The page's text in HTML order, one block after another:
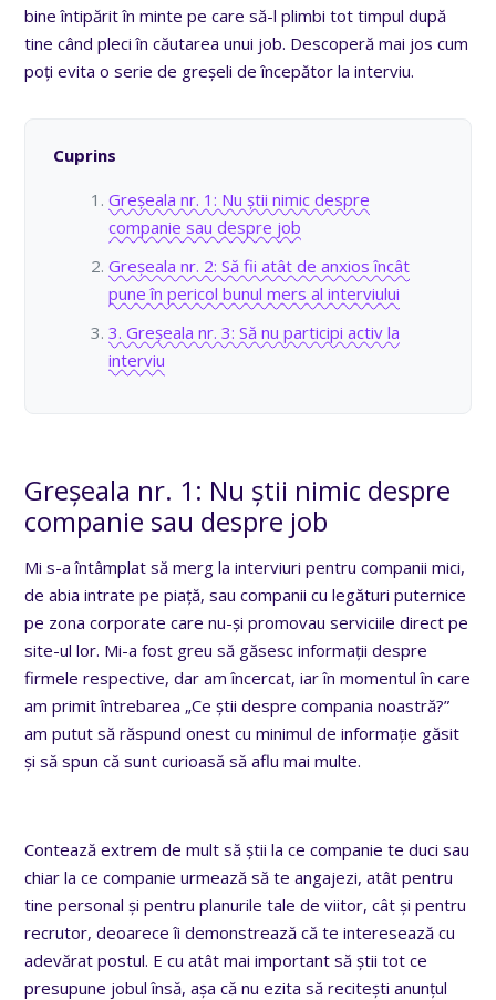
bine întipărit în minte pe care să-l plimbi tot timpul după
tine când pleci în căutarea unui job. Descoperă mai jos cum
poți evita o serie de greșeli de începător la interviu.
Cuprins
Greșeala nr. 1: Nu știi nimic despre
companie sau despre job
Greșeala nr. 2: Să fii atât de anxios încât
pune în pericol bunul mers al interviului
3. Greșeala nr. 3: Să nu participi activ la
interviu
Greșeala nr. 1: Nu știi nimic despre
companie sau despre job
Mi s-a întâmplat să merg la interviuri pentru companii mici,
de abia intrate pe piață, sau companii cu legături puternice
pe zona corporate care nu-și promovau serviciile direct pe
site-ul lor. Mi-a fost greu să găsesc informații despre
firmele respective, dar am încercat, iar în momentul în care
am primit întrebarea „Ce știi despre compania noastră?”
am putut să răspund onest cu minimul de informație găsit
și să spun că sunt curioasă să aflu mai multe.
Contează extrem de mult să știi la ce companie te duci sau
chiar la ce companie urmează să te angajezi, atât pentru
tine personal și pentru planurile tale de viitor, cât și pentru
recrutor, deoarece îi demonstrează că te interesează cu
adevărat postul. E cu atât mai important să știi tot ce
presupune jobul însă, așa că nu ezita să recitești anunțul